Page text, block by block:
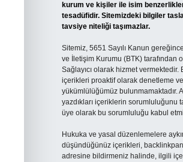
kurum ve kişiler ile isim
tesadüfidir. Sitemizdeki bilgiler
tavsiye niteliği taşımazlar.
Sitemiz, 5651 Sayılı Kanun
ve İletişim Kurumu (BTK) tarafından
Sağlayıcı olarak hizmet
içerikleri proaktif olarak denetleme
yükümlülüğümüz bulunmamaktadır.
yazdıkları içeriklerin sorumluluğunu
üye olarak bu sorumluluğu kabul
Hukuka ve yasal düzenlemelere
düşündüğünüz içerikleri,
adresine bildirmeniz halinde, ilgili